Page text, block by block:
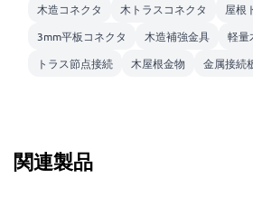
木造コネクタ
木トラスコネクタ
屋根
3mm平板コネクタ
木造補強金具
軽量
トラス節点接続
木屋根金物 金属接続
関連製品